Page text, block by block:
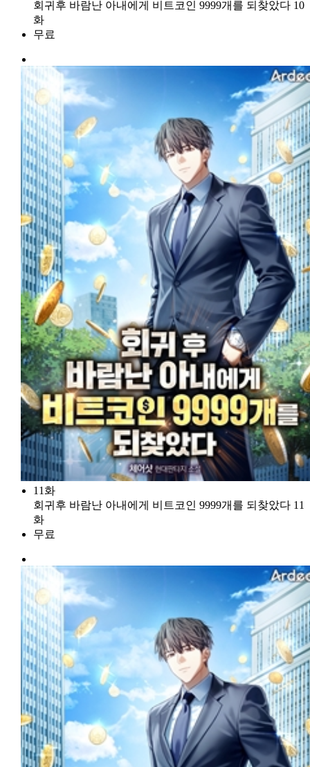
회귀후 바람난 아내에게 비트코인 9999개를 되찾았다 10
화
무료
11화
회귀후 바람난 아내에게 비트코인 9999개를 되찾았다 11
화
무료